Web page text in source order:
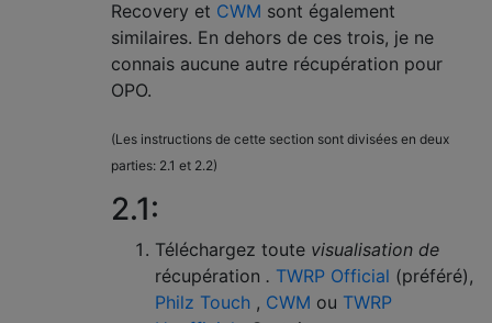
Recovery et CWM sont également
similaires. En dehors de ces trois, je ne
connais aucune autre récupération pour
OPO.
(Les instructions de cette section sont divisées en deux
parties: 2.1 et 2.2)
2.1:
Téléchargez toute visualisation de
récupération . TWRP Official (préféré),
Philz Touch , CWM ou TWRP